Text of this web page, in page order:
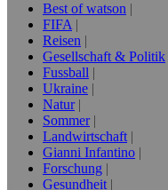
Best of watson
FIFA
Reisen
Gesellschaft & Politik
Fussball
Ukraine
Natur
Sommer
Landwirtschaft
Gianni Infantino
Forschung
Gesundheit